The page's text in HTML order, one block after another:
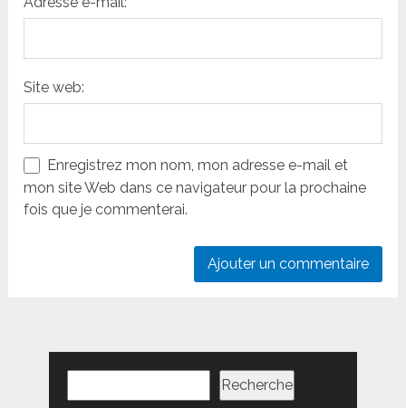
Site web:
Enregistrez mon nom, mon adresse e-mail et
mon site Web dans ce navigateur pour la prochaine
fois que je commenterai.
Recherche